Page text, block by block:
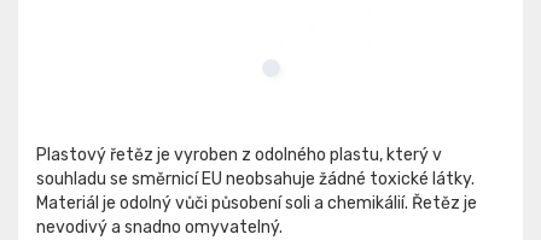
Plastový řetěz je vyroben z odolného plastu, který v
souhladu se směrnicí EU neobsahuje žádné toxické látky.
Materiál je odolný vůči působení soli a chemikálií. Řetěz je
nevodivý a snadno omyvatelný.